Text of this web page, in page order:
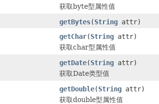
获取byte型属性值
getBytes(String attr)
getChar(String attr)
获取char型属性值
getDate(String attr)
获取Date类型值
getDouble(String attr)
获取double型属性值